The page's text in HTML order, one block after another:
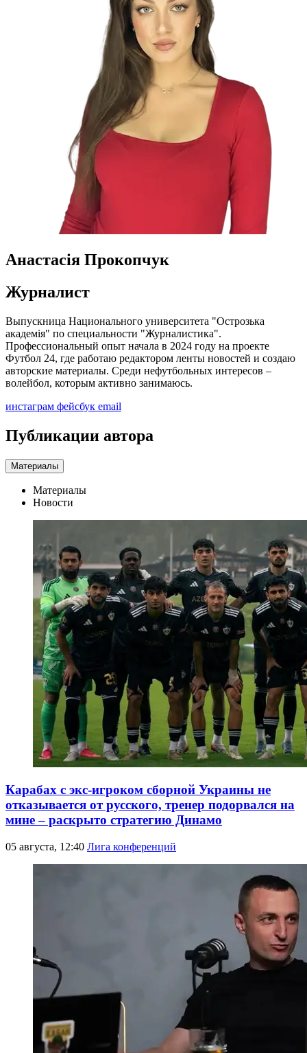
Анастасія Прокопчук
Журналист
Выпускница Национального университета "Острозька
академія" по специальности "Журналистика".
Профессиональный опыт начала в 2024 году на проекте
Футбол 24, где работаю редактором ленты новостей и создаю
авторские материалы. Среди нефутбольных интересов –
волейбол, которым активно занимаюсь.
инстаграм фейсбук email
Публикации автора
Материалы
Материалы
Новости
Карабах с экс-игроком сборной Украины не
отказывается от русского, тренер подорвался на
мине – раскрыто стратегию Динамо
05 августа, 12:40 Лига конференций